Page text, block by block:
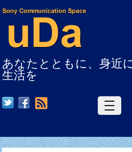
あなたとともに、身近
生活を